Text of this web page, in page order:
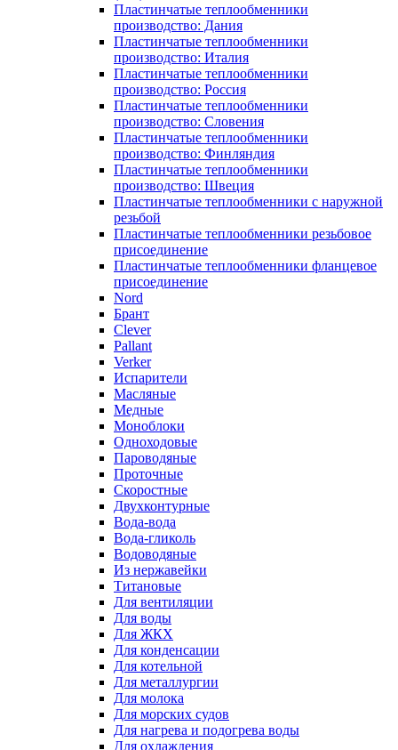
Пластинчатые теплообменники
производство: Дания
Пластинчатые теплообменники
производство: Италия
Пластинчатые теплообменники
производство: Россия
Пластинчатые теплообменники
производство: Словения
Пластинчатые теплообменники
производство: Финляндия
Пластинчатые теплообменники
производство: Швеция
Пластинчатые теплообменники с наружной
резьбой
Пластинчатые теплообменники резьбовое
присоединение
Пластинчатые теплообменники фланцевое
присоединение
Nord
Брант
Clever
Pallant
Verker
Испарители
Масляные
Медные
Моноблоки
Одноходовые
Пароводяные
Проточные
Скоростные
Двухконтурные
Вода-вода
Вода-гликоль
Водоводяные
Из нержавейки
Титановые
Для вентиляции
Для воды
Для ЖКХ
Для конденсации
Для котельной
Для металлургии
Для молока
Для морских судов
Для нагрева и подогрева воды
Для охлаждения